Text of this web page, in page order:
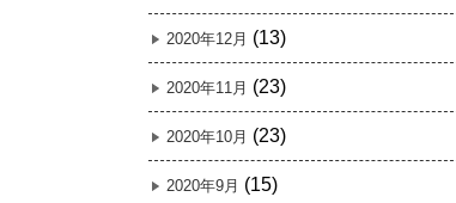
2020年12月 (13)
2020年11月 (23)
2020年10月 (23)
2020年9月 (15)